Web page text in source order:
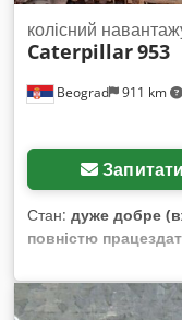
Beograd 911 km
колісний
Caterpillar953
Запитати
Стан: дуже добре
повністю
, Рік
транспортного
функціональний